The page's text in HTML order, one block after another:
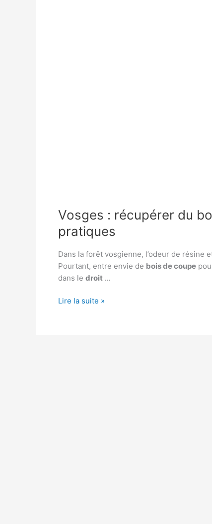
Vosges : récupérer du
pratiques
Dans la forêt vosgienne, l’odeur de résine
Pourtant, entre envie de bois de coupe
dans le droit …
Vosges
Lire la suite »